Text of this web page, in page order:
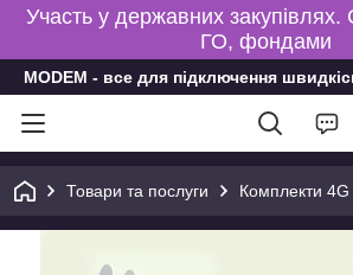
Участь у державних закупівлях.
ГО, фондами
MODEM - все для підключення
Товари та послуги Комплекти